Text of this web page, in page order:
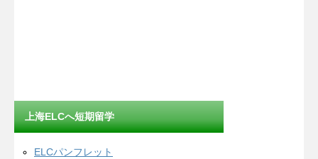
上海ELCへ短期留学
ELCパンフレット